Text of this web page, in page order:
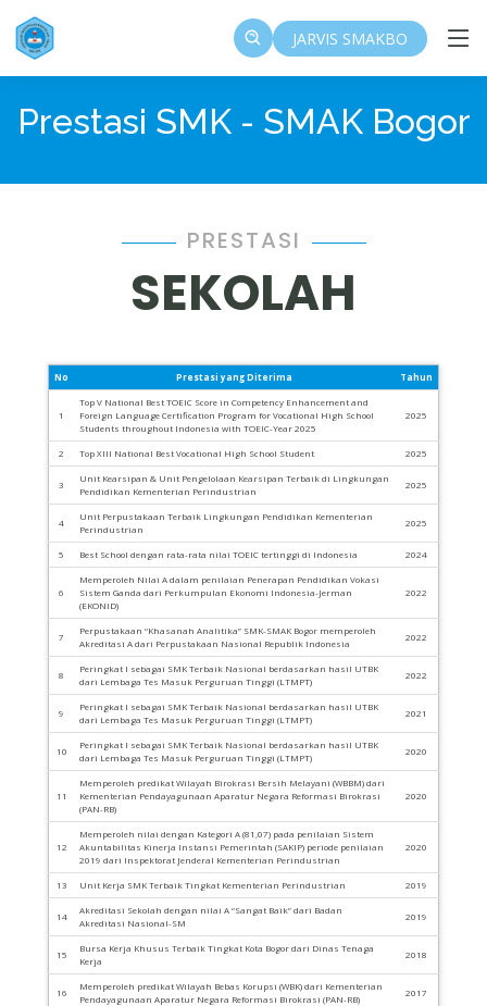
JARVIS SMAKBO
Prestasi SMK - SMAK Bogor
PRESTASI
SEKOLAH
No Prestasi yang Diterima Tahun
1
Top V National Best TOEIC Score in Competency Enhancement and
Foreign Language Certification Program for Vocational High School
Students throughout Indonesia with TOEIC-Year 2025
2025
2 Top XIII National Best Vocational High School Student 2025
3
Unit Kearsipan & Unit Pengelolaan Kearsipan Terbaik di Lingkungan
Pendidikan Kementerian Perindustrian
2025
4
Unit Perpustakaan Terbaik Lingkungan Pendidikan Kementerian
Perindustrian
2025
5 Best School dengan rata-rata nilai TOEIC tertinggi di Indonesia 2024
6
Memperoleh Nilai A dalam penilaian Penerapan Pendidikan Vokasi
Sistem Ganda dari Perkumpulan Ekonomi Indonesia-Jerman
(EKONID)
2022
7
Perpustakaan “Khasanah Analitika” SMK-SMAK Bogor memperoleh
Akreditasi A dari Perpustakaan Nasional Republik Indonesia
2022
8
Peringkat I sebagai SMK Terbaik Nasional berdasarkan hasil UTBK
dari Lembaga Tes Masuk Perguruan Tinggi (LTMPT)
2022
9
Peringkat I sebagai SMK Terbaik Nasional berdasarkan hasil UTBK
dari Lembaga Tes Masuk Perguruan Tinggi (LTMPT)
2021
10
Peringkat I sebagai SMK Terbaik Nasional berdasarkan hasil UTBK
dari Lembaga Tes Masuk Perguruan Tinggi (LTMPT)
2020
11
Memperoleh predikat Wilayah Birokrasi Bersih Melayani (WBBM) dari
Kementerian Pendayagunaan Aparatur Negara Reformasi Birokrasi
(PAN-RB)
2020
12
Memperoleh nilai dengan Kategori A (81,07) pada penilaian Sistem
Akuntabilitas Kinerja Instansi Pemerintah (SAKIP) periode penilaian
2019 dari Inspektorat Jenderal Kementerian Perindustrian
2020
13 Unit Kerja SMK Terbaik Tingkat Kementerian Perindustrian 2019
14
Akreditasi Sekolah dengan nilai A “Sangat Baik” dari Badan
Akreditasi Nasional-SM
2019
15
Bursa Kerja Khusus Terbaik Tingkat Kota Bogor dari Dinas Tenaga
Kerja
2018
16
Memperoleh predikat Wilayah Bebas Korupsi (WBK) dari Kementerian
Pendayagunaan Aparatur Negara Reformasi Birokrasi (PAN-RB)
2017